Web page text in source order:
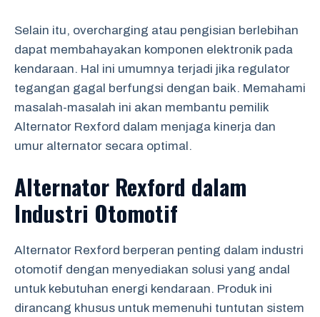
Selain itu, overcharging atau pengisian berlebihan
dapat membahayakan komponen elektronik pada
kendaraan. Hal ini umumnya terjadi jika regulator
tegangan gagal berfungsi dengan baik. Memahami
masalah-masalah ini akan membantu pemilik
Alternator Rexford dalam menjaga kinerja dan
umur alternator secara optimal.
Alternator Rexford dalam
Industri Otomotif
Alternator Rexford berperan penting dalam industri
otomotif dengan menyediakan solusi yang andal
untuk kebutuhan energi kendaraan. Produk ini
dirancang khusus untuk memenuhi tuntutan sistem